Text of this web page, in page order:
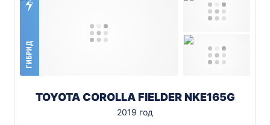
ГИБРИД
TOYOTA COROLLA FIELDER NKE165G
2019 год